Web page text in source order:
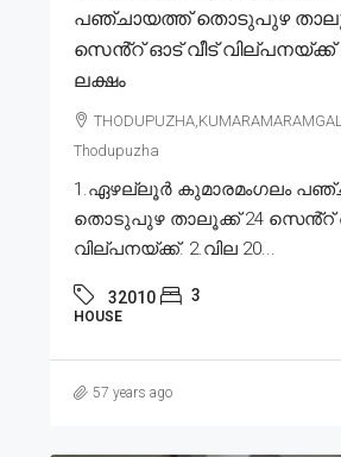
പഞ്ചായത്ത് തൊടുപുഴ
സെൻ്റ് ഓട് വീട് വില്പനയ്ക്ക്
ലക്ഷം
Thodupuzha
1.ഏഴല്ലൂർ കുമാരമംഗലം
തൊടുപുഴ താലൂക്ക് 24 സെൻ്റ്
വില്പനയ്ക്ക്. 2.വില 20...
32010 3
HOUSE
57 years ago